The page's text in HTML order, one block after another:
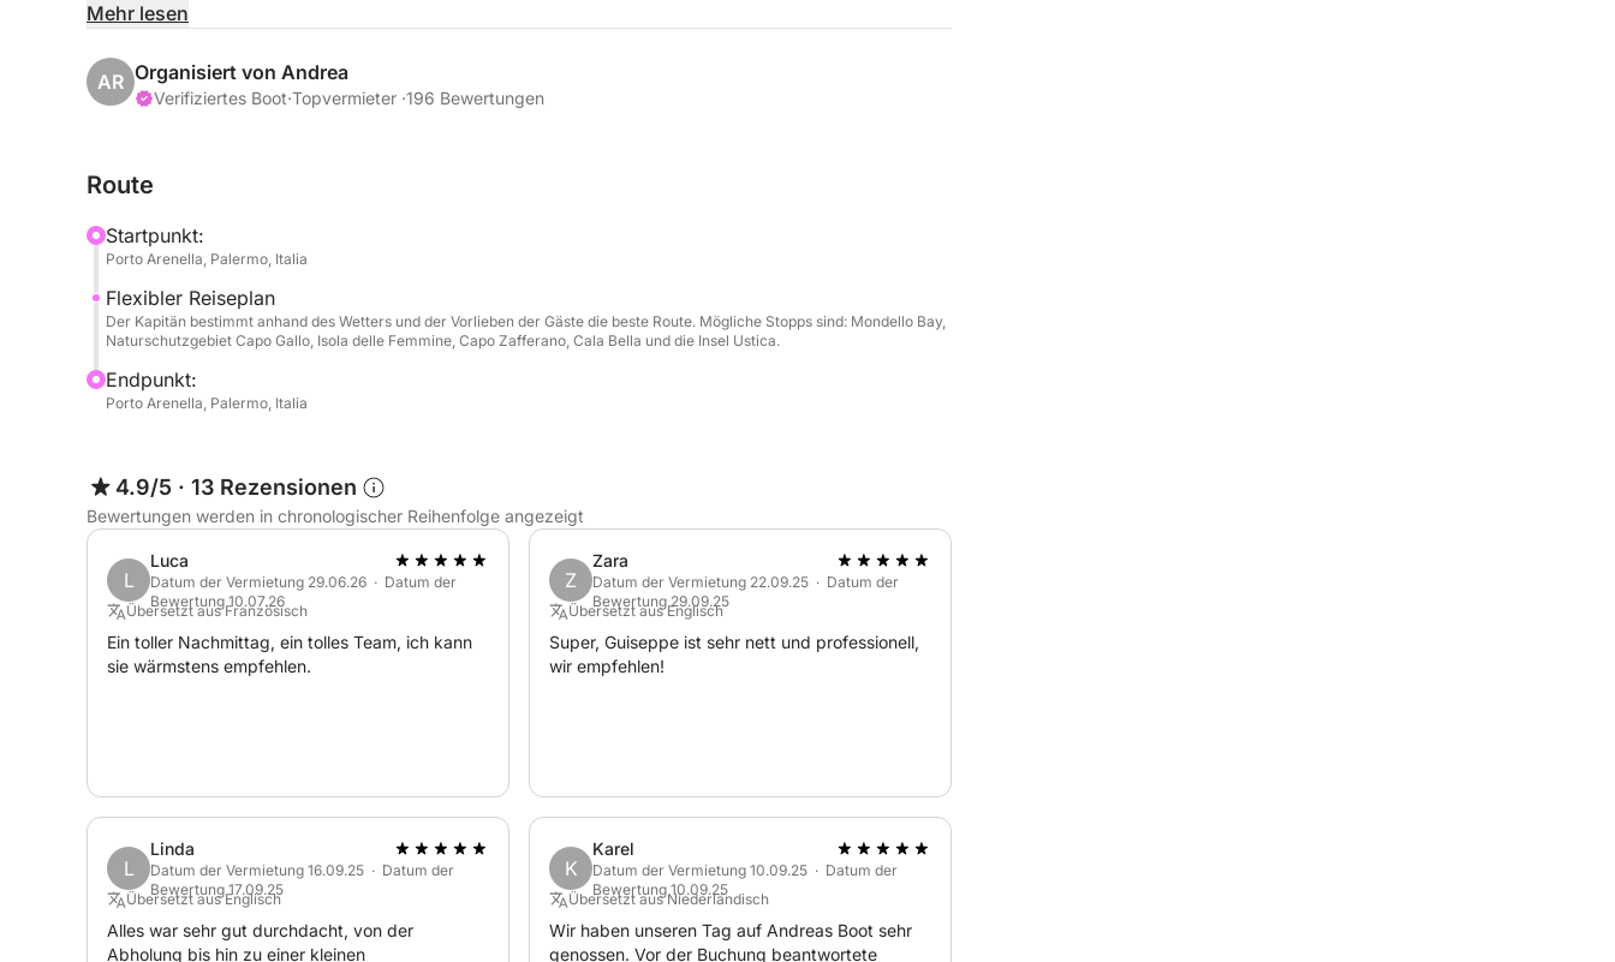
📍 Standort: Porto Arenella – Molo Foraneo Scalo Nuovo, Piazza Tonnara, Palermo 90142
👥 Maximale Kapazität: 8 Personen
• Bequeme Sitze
• Badeleiter
• Sicherheitsausrüstung, inklusive Schwimmwesten
🌅 Erkunden Sie die wunderschönen Gewässer vor Palermo! Hier sind einige Highlights im
📍 Naturschutzgebiet Capo Gallo: Schwimmen und schnorcheln Sie entlang der
📍 Isola delle Femmine: Besuchen Sie diese nahegelegene Insel mit kristallklarem Wasser und
malerischen Ausblicken.
📍 Caletta Bella: Entdecken Sie dieses versteckte Juwel und erleben Sie ein magisches
Abenteuer – sowohl vom Wasser als auch von der Küste aus.
🎉 Aktivitäten:
🤿 Schnorcheln und Schwimmen: Entdecken Sie die faszinierende Unterwasserwelt von Capo
Gallo.
🏖️ Tagesausflug zum Strand von Mondello: Sonnen Sie sich und genießen Sie ein Mittagessen
am Meer.
Mehr lesen
AR Organisiert von Andrea
Verifiziertes Boot·Topvermieter ·196 Bewertungen
Route
Startpunkt:
Porto Arenella, Palermo, Italia
Flexibler Reiseplan
Der Kapitän bestimmt anhand des Wetters und der Vorlieben der Gäste die beste Route. Mögliche Stopps sind: Mondello Bay,
Naturschutzgebiet Capo Gallo, Isola delle Femmine, Capo Zafferano, Cala Bella und die Insel Ustica.
Endpunkt:
Porto Arenella, Palermo, Italia
4.9/5 · 13 Rezensionen
Bewertungen werden in chronologischer Reihenfolge angezeigt
L
Luca
Datum der Vermietung 29.06.26 · Datum der
Bewertung 10.07.26
Übersetzt aus Französisch
Ein toller Nachmittag, ein tolles Team, ich kann
sie wärmstens empfehlen.
Z
Zara
Datum der Vermietung 22.09.25 · Datum der
Bewertung 29.09.25
Übersetzt aus Englisch
Super, Guiseppe ist sehr nett und professionell,
wir empfehlen!
L
Linda
Datum der Vermietung 16.09.25 · Datum der
Bewertung 17.09.25
Übersetzt aus Englisch
Alles war sehr gut durchdacht, von der
Abholung bis hin zu einer kleinen
K
Karel
Datum der Vermietung 10.09.25 · Datum der
Bewertung 10.09.25
Übersetzt aus Niederländisch
Wir haben unseren Tag auf Andreas Boot sehr
genossen. Vor der Buchung beantwortete